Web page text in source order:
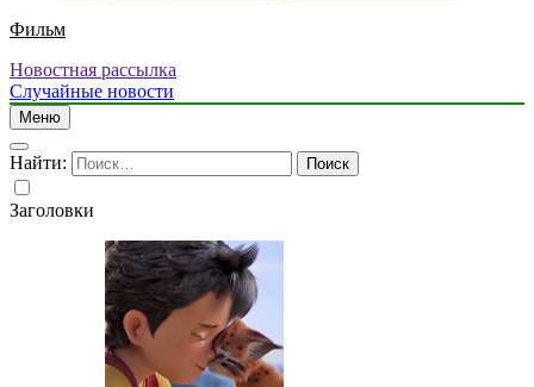
Фильм
Новостная рассылка
Случайные новости
Меню
Найти:
Заголовки